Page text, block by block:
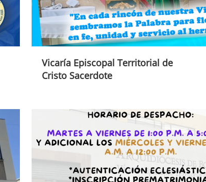
Vicaría Episcopal Territorial de
Cristo Sacerdote